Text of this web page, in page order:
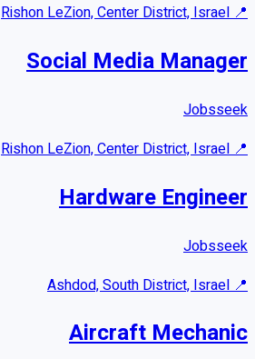
📍
Rishon LeZion, Center District, Israel
Social Media Manager
Jobsseek
📍
Rishon LeZion, Center District, Israel
Hardware Engineer
Jobsseek
📍
Ashdod, South District, Israel
Aircraft Mechanic